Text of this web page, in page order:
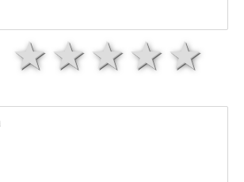
4
3
звезди
1 звезда